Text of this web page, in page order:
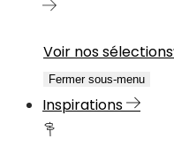
Voir nos sélections
Fermer sous-menu
Inspirations